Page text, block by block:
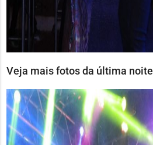
Veja mais fotos da última noite